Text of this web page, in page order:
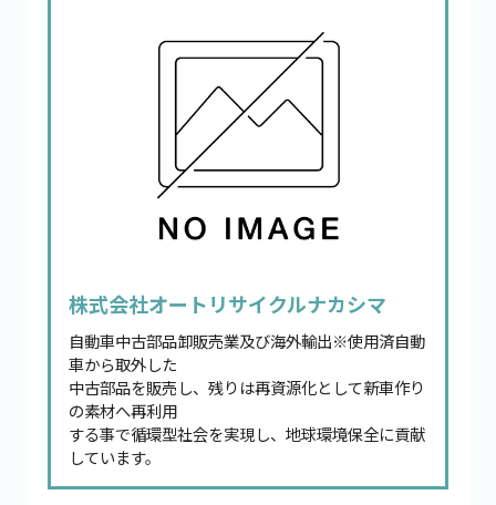
株式会社オートリサイクルナカシマ
自動車中古部品卸販売業及び海外輸出※使用済自動
車から取外した
中古部品を販売し、残りは再資源化として新車作り
の素材へ再利用
する事で循環型社会を実現し、地球環境保全に貢献
しています。